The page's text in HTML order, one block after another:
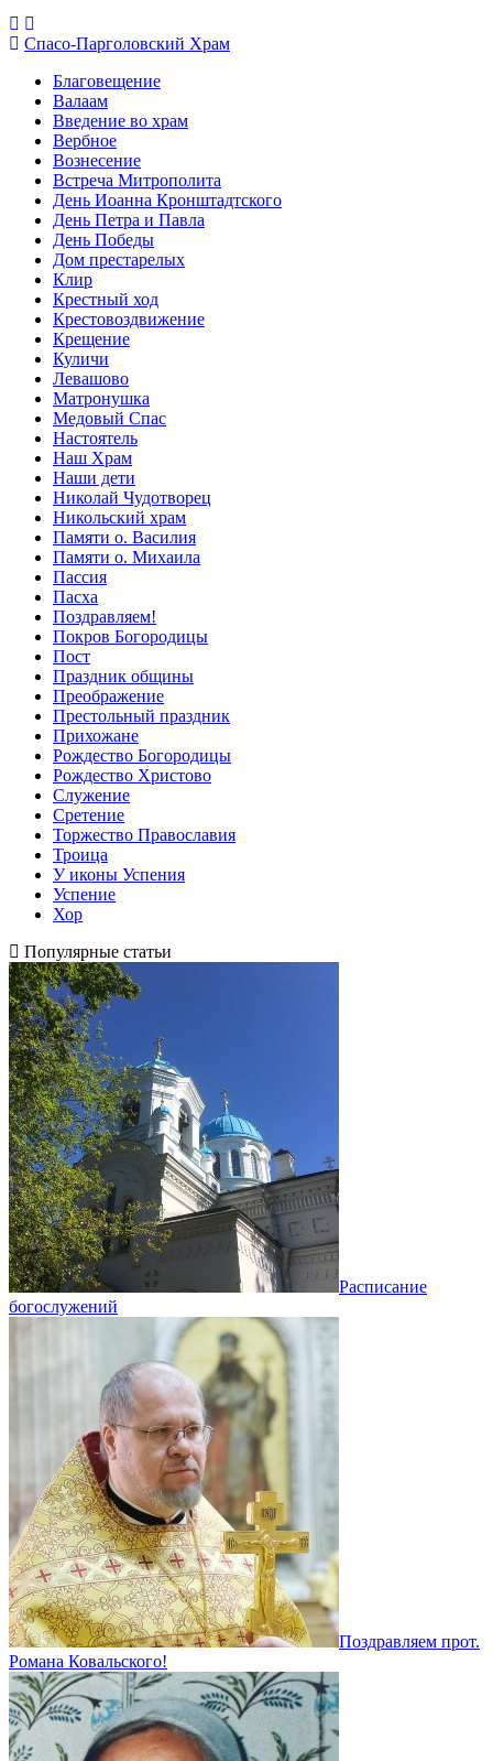
Спасо-Парголовский Храм
Благовещение
Валаам
Введение во храм
Вербное
Вознесение
Встреча Митрополита
День Иоанна Кронштадтского
День Петра и Павла
День Победы
Дом престарелых
Клир
Крестный ход
Крестовоздвижение
Крещение
Куличи
Левашово
Матронушка
Медовый Спас
Настоятель
Наш Храм
Наши дети
Николай Чудотворец
Никольский храм
Памяти о. Василия
Памяти о. Михаила
Пассия
Пасха
Поздравляем!
Покров Богородицы
Пост
Праздник общины
Преображение
Престольный праздник
Прихожане
Рождество Богородицы
Рождество Христово
Служение
Сретение
Торжество Православия
Троица
У иконы Успения
Успение
Хор
Популярные статьи
Расписание
богослужений
Поздравляем прот.
Романа Ковальского!